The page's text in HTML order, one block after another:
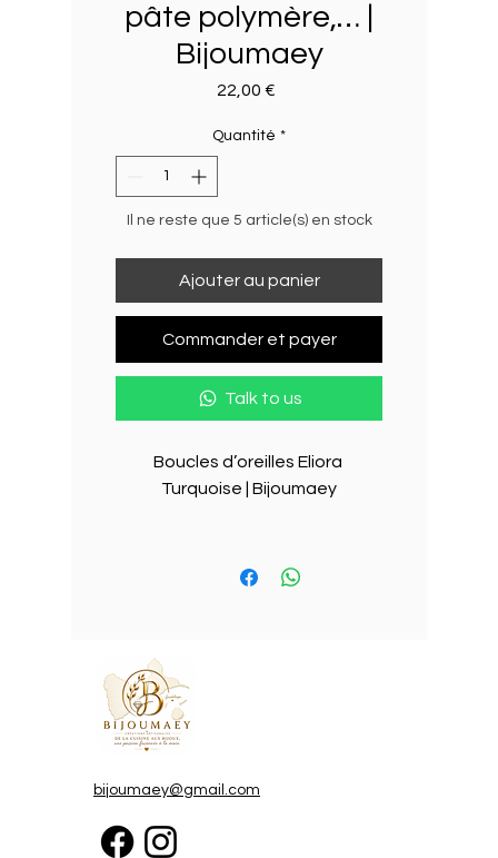
pâte polymère,… |
Bijoumaey
22,00 €
Quantité *
Il ne reste que 5 article(s) en stock
Ajouter au panier
Commander et payer
Talk to us
Boucles d’oreilles Eliora
Turquoise | Bijoumaey
inspirées par la Méditerranée
main, les boucles d’oreilles Eliora
Turquoise capturent la douceur
des eaux cristallines de la Côte
d’Azur. Chaque détail a été
imaginé pour apporter une
et de raffinement à toutes tes
bijoumaey@gmail.com